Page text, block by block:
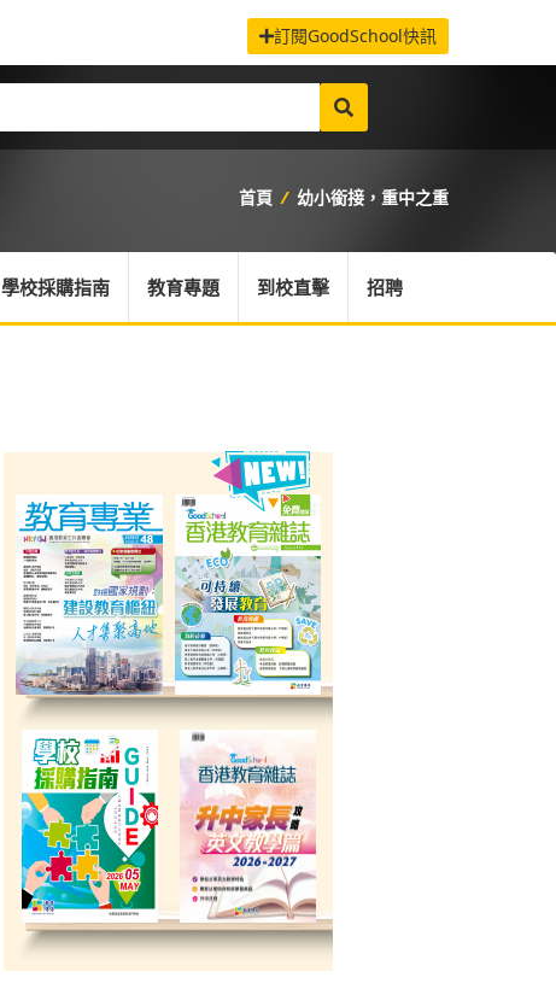
訂閱GoodSchool快訊
首頁 / 幼小銜接，重中之重
學校採購指南 教育專題 到校直擊 招聘